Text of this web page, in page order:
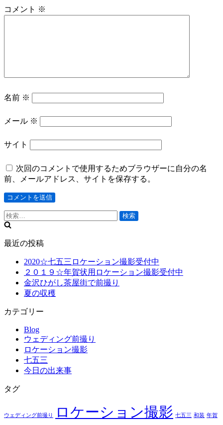
コメント ※
名前 ※
メール ※
サイト
次回のコメントで使用するためブラウザーに自分の名
前、メールアドレス、サイトを保存する。
検
索:
最近の投稿
2020☆七五三ロケーション撮影受付中
２０１９☆年賀状用ロケーション撮影受付中
金沢ひがし茶屋街で前撮り
夏の収穫
カテゴリー
Blog
ウェディング前撮り
ロケーション撮影
七五三
今日の出来事
タグ
ウェディング前撮り ロケーション撮影 七五三 和装 年賀